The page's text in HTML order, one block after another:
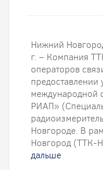
Нижний
г. – Компания
операторов
предоставлении
РИАП»
Новгороде. В
Новгород (ТТК-
дальше